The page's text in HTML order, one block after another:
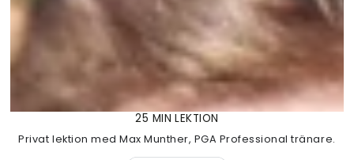
25 MIN LEKTION
Privat lektion med Max Munther, PGA Professional tränare.